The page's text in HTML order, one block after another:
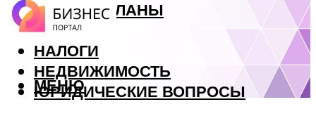
БИЗНЕС ПЛАНЫ
КРЕДИТЫ
НАЛОГИ
НЕДВИЖИМОСТЬ
ЮРИДИЧЕСКИЕ ВОПРОСЫ
МЕНЮ